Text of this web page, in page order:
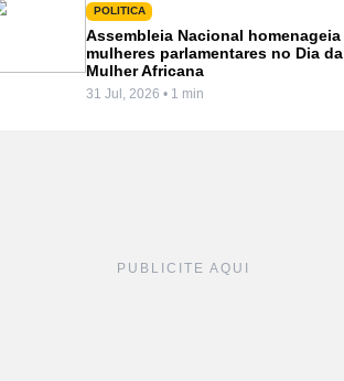
POLITICA
Assembleia Nacional homenageia
mulheres parlamentares no Dia da
Mulher Africana
31 Jul, 2026 • 1 min
PUBLICITE AQUI